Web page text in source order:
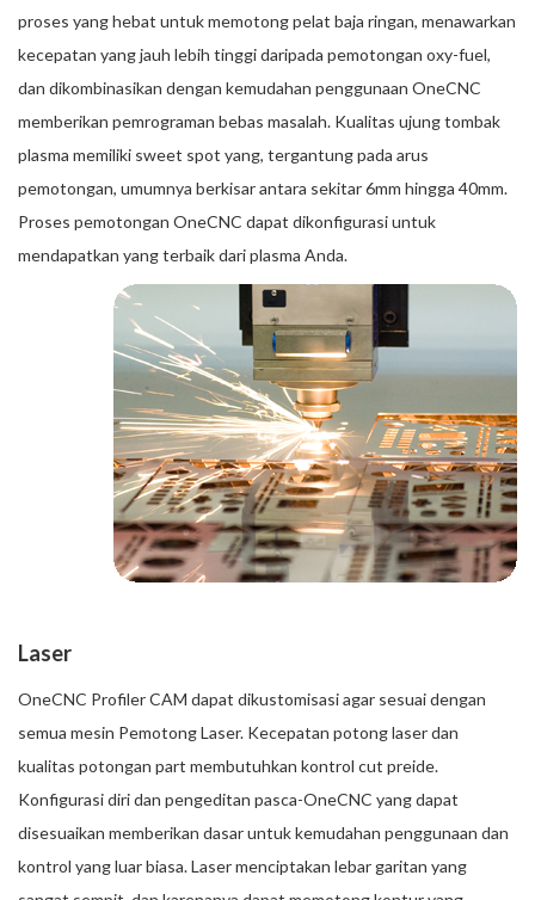
proses yang hebat untuk memotong pelat baja ringan, menawarkan
kecepatan yang jauh lebih tinggi daripada pemotongan oxy-fuel,
dan dikombinasikan dengan kemudahan penggunaan OneCNC
memberikan pemrograman bebas masalah. Kualitas ujung tombak
plasma memiliki sweet spot yang, tergantung pada arus
pemotongan, umumnya berkisar antara sekitar 6mm hingga 40mm.
Proses pemotongan OneCNC dapat dikonfigurasi untuk
mendapatkan yang terbaik dari plasma Anda.
Laser
OneCNC Profiler CAM dapat dikustomisasi agar sesuai dengan
semua mesin Pemotong Laser. Kecepatan potong laser dan
kualitas potongan part membutuhkan kontrol cut preide.
Konfigurasi diri dan pengeditan pasca-OneCNC yang dapat
disesuaikan memberikan dasar untuk kemudahan penggunaan dan
kontrol yang luar biasa. Laser menciptakan lebar garitan yang